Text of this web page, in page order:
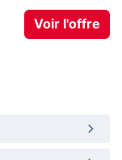
Voir l'offre